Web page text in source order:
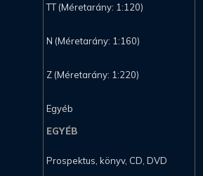
TT (Méretarány: 1:120)
N (Méretarány: 1:160)
Z (Méretarány: 1:220)
Egyéb
EGYÉB
Prospektus, könyv, CD, DVD